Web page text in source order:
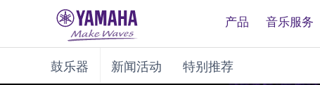
产品 音乐服务
鼓乐器 新闻活动 特别推荐